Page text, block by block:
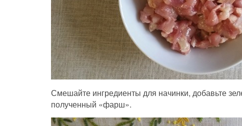
Смешайте ингредиенты для начинки, добавьте
полученный «фарш».